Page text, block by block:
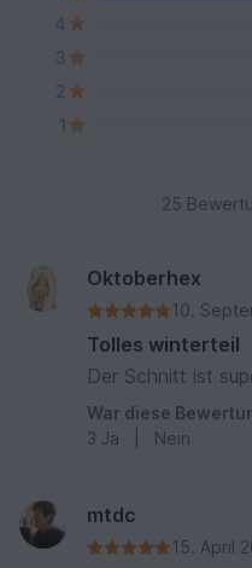
4
3
2
1
25
Oktoberhex
10.
Tolles winterteil
Der Schnitt ist
War diese
3 Ja Nein
mtdc
15. April